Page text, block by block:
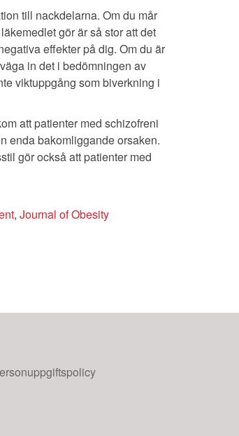
till nackdelarna. Om du mår
gör är så stor att det
effekter på dig. Om du är
in det i bedömningen av
viktuppgång som biverkning i
att patienter med schizofreni
enda bakomliggande orsaken.
gör också att patienter med
, Journal of Obesity